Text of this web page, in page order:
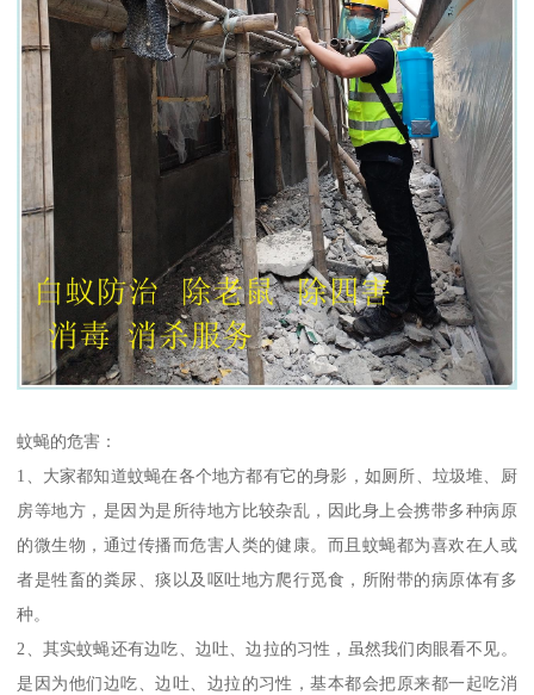
蚊蝇的危害：
1、大家都知道蚊蝇在各个地方都有它的身影，如厕所、垃圾堆、厨
房等地方，是因为是所待地方比较杂乱，因此身上会携带多种病原
的微生物，通过传播而危害人类的健康。而且蚊蝇都为喜欢在人或
者是牲畜的粪尿、痰以及呕吐地方爬行觅食，所附带的病原体有多
种。
2、其实蚊蝇还有边吃、边吐、边拉的习性，虽然我们肉眼看不见。
是因为他们边吃、边吐、边拉的习性，基本都会把原来都一起吃消